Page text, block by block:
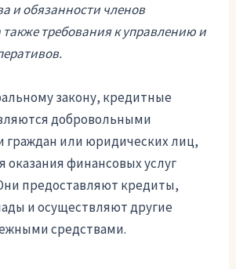
и обязанности членов
также требования к управлению и
закону, кредитные
добровольными
граждан или юридических лиц,
финансовых услуг
предоставляют кредиты,
и осуществляют другие
средствами.